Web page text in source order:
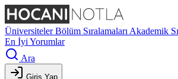
ÜniversitelerBölüm Sıralamaları Akademik
En İyi Yorumlar
Ara
Giriş Yap